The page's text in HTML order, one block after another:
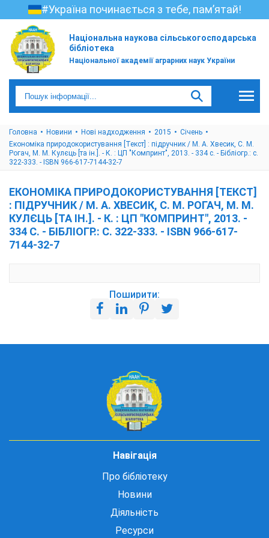
#Україна починається з тебе, пам’ятай!
Національна наукова сільськогосподарська
бібліотека
Національної академії аграрних наук України
Головна Новини Нові надходження 2015
Cічень
Економіка природокористування [Текст] : підручник / М. А. Хвесик, С. М.
Рогач, М. М. Кулєць [та ін.]. - К. : ЦП "Компринт", 2013. - 334 с. - Бібліогр.: с.
322-333. - ISBN 966-617-7144-32-7
ЕКОНОМІКА ПРИРОДОКОРИСТУВАННЯ [ТЕКСТ]
: ПІДРУЧНИК / М. А. ХВЕСИК, С. М. РОГАЧ, М. М.
КУЛЄЦЬ [ТА ІН.]. - К. : ЦП "КОМПРИНТ", 2013. -
334 С. - БІБЛІОГР.: С. 322-333. - ISBN 966-617-
7144-32-7
Поширити:
Навігація
Про бібліотеку
Новини
Діяльність
Ресурси